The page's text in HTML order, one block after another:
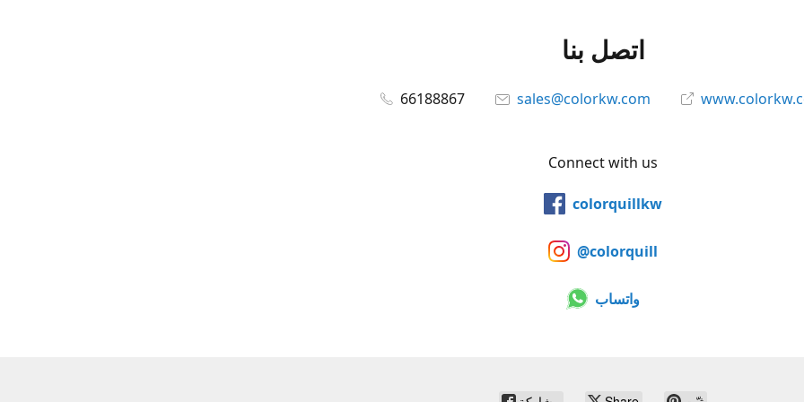
اتصل بنا
66188867 sales@colorkw.com
Connect with us
colorquillkw
@colorquill
واتساب